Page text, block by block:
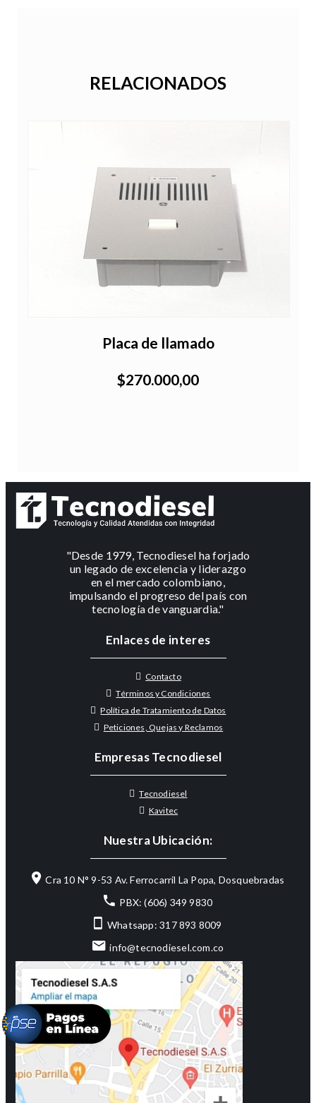
RELACIONADOS
Placa de llamado
$270.000,00
"Desde 1979, Tecnodiesel ha forjado
un legado de excelencia y liderazgo
en el mercado colombiano,
impulsando el progreso del país con
tecnología de vanguardia."
Enlaces de interes
Contacto
Términos y Condiciones
Política de Tratamiento de Datos
Peticiones, Quejas y Reclamos
Empresas Tecnodiesel
Tecnodiesel
Kavitec
Nuestra Ubicación:
Cra 10 N° 9-53 Av. Ferrocarril La Popa, Dosquebradas
PBX: (606) 349 9830
Whatsapp: 317 893 8009
info@tecnodiesel.com.co